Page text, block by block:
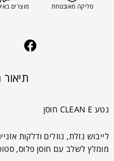
סליקה מאובטחת מוצרים
נטע CLEAN E חוסן
לייבוש נזלת, נוזלים ודלקות
מומלץ לשלב עם חוסן פלוס,